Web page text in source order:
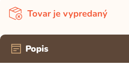
Tovar je vypredaný
Popis